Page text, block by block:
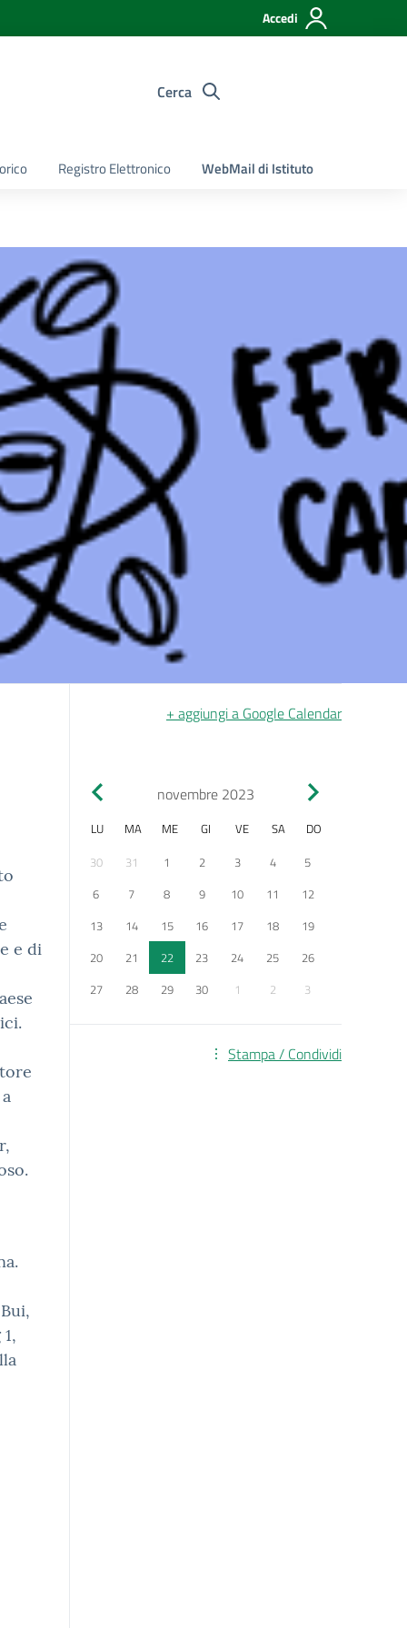
Accedi
Cerca
Registro Elettronico WebMail di Istituto
e di
+ aggiungi a Google Calendar
novembre 2023
LU MA ME GI VE SA
DO
30
31 1 2 3 4
5
6
7 8 9 10 11
12
13
14 15 16 17 18
19
20
21 22 23 24 25
26
27
28 29 30 1 2 3
Stampa / Condividi